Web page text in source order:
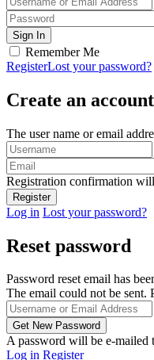
Remember Me
RegisterLost your password?
Create an account
The user name or email
Registration confirmation
Log in Lost your password?
Reset password
Password reset email has
The email could not be sent.
A password will be e-mailed
Log in Register